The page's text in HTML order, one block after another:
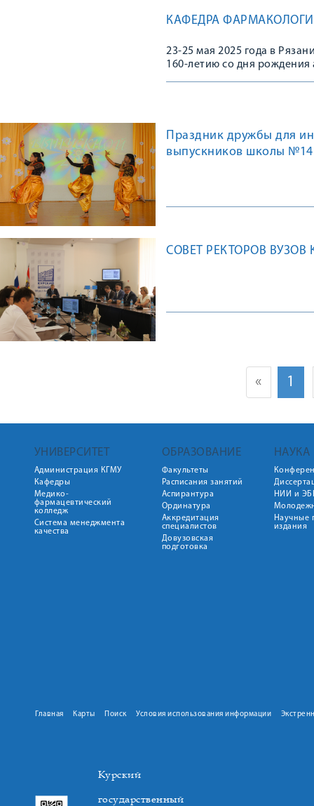
КАФЕДРА
23-25 мая 2025 года в
160-летию со дня
Праздник дружбы для
выпускников школы №14
СОВЕТ РЕКТОРОВ ВУЗОВ
« 1
УНИВЕРСИТЕТ
Администрация КГМУ
Кафедры
Медико-
фармацевтический
колледж
Система менеджмента
качества
ОБРАЗОВАНИЕ
Факультеты
Расписания занятий
Аспирантура
Ординатура
Аккредитация
специалистов
Довузовская
подготовка
НАУКА
НИИ и
Научные
издания
Главная Карты Поиск Условия использования информации
Курский
государственный